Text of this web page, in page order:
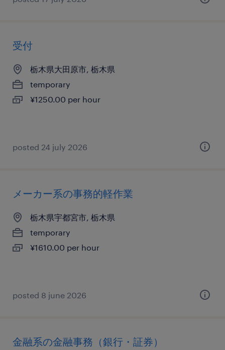
受付
栃木県大田原市, 栃木県
temporary
¥1250.00 per hour
posted 24 july 2026
メーカー系の事務的軽作業
栃木県宇都宮市, 栃木県
temporary
¥1610.00 per hour
posted 8 june 2026
金融系の金融事務（銀行・証券）